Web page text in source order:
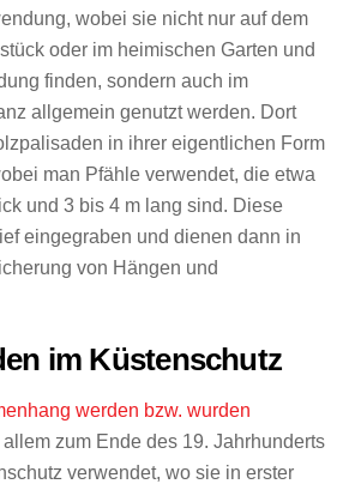
wobei sie nicht nur auf dem
oder im heimischen Garten und
finden, sondern auch im
allgemein genutzt werden. Dort
in ihrer eigentlichen Form
man Pfähle verwendet, die etwa
und 3 bis 4 m lang sind. Diese
eingegraben und dienen dann in
von Hängen und
im Küstenschutz
werden bzw. wurden
allem zum Ende des 19. Jahrhunderts
verwendet, wo sie in erster